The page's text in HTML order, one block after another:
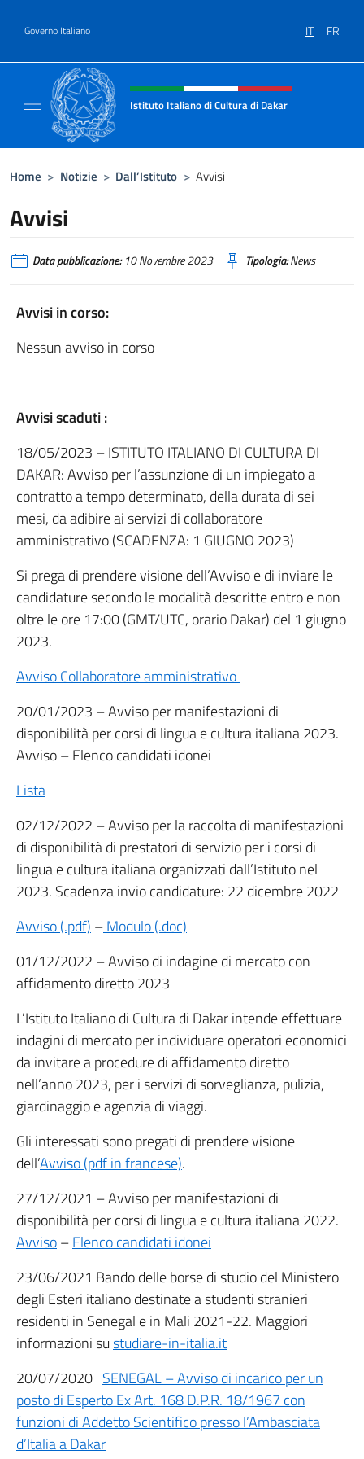
Governo Italiano IT FR
Intestazione sito, social e menù
Istituto Italiano di Cultura di Dakar
Home > Notizie > Dall’Istituto > Avvisi
Avvisi
Data pubblicazione:10 Novembre 2023 Tipologia:News
Avvisi in corso:
Nessun avviso in corso
Avvisi scaduti :
18/05/2023 – ISTITUTO ITALIANO DI CULTURA DI
DAKAR: Avviso per l’assunzione di un impiegato a
contratto a tempo determinato, della durata di sei
mesi, da adibire ai servizi di collaboratore
amministrativo (SCADENZA: 1 GIUGNO 2023)
Si prega di prendere visione dell’Avviso e di inviare le
candidature secondo le modalità descritte entro e non
oltre le ore 17:00 (GMT/UTC, orario Dakar) del 1 giugno
2023.
Avviso Collaboratore amministrativo
20/01/2023 – Avviso per manifestazioni di
disponibilità per corsi di lingua e cultura italiana 2023.
Avviso – Elenco candidati idonei
Lista
02/12/2022 – Avviso per la raccolta di manifestazioni
di disponibilità di prestatori di servizio per i corsi di
lingua e cultura italiana organizzati dall’Istituto nel
2023. Scadenza invio candidature: 22 dicembre 2022
Avviso (.pdf) –Modulo (.doc)
01/12/2022 – Avviso di indagine di mercato con
affidamento diretto 2023
L’Istituto Italiano di Cultura di Dakar intende effettuare
indagini di mercato per individuare operatori economici
da invitare a procedure di affidamento diretto
nell’anno 2023, per i servizi di sorveglianza, pulizia,
giardinaggio e agenzia di viaggi.
Gli interessati sono pregati di prendere visione
dell’Avviso (pdf in francese).
27/12/2021 – Avviso per manifestazioni di
disponibilità per corsi di lingua e cultura italiana 2022.
Avviso–Elenco candidati idonei
23/06/2021 Bando delle borse di studio del Ministero
degli Esteri italiano destinate a studenti stranieri
residenti in Senegal e in Mali 2021-22. Maggiori
informazioni sustudiare-in-italia.it
20/07/2020 SENEGAL – Avviso di incarico per un
posto di Esperto Ex Art. 168 D.P.R. 18/1967 con
funzioni di Addetto Scientifico presso l’Ambasciata
d’Italia a Dakar